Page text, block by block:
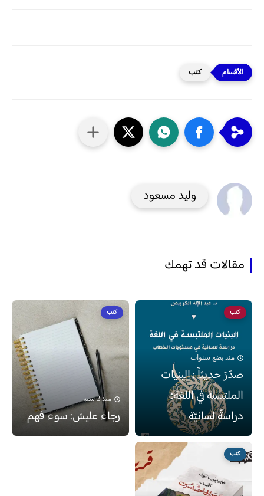
كتب
وليد مسعود
مقالات قد تهمك
كتب
منذ بضع سنوات
صدَرَ حديثاً : البنيات
الملتبسة في اللغة:
دراسةٌ لسانيّة
كتب
منذ 2 سنة
رجاء عليش: سوء فهم
كتب